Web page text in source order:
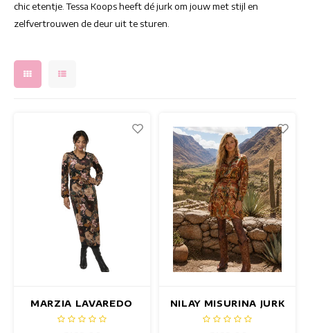
Elegante jurken
Getailleerde jurken
Hippe jurken
Kleurrijke Jurken
Korte Mouw Jurken
Mouwloze Damestops
Tops Met Lange Mouwen
Gekleurde broek
Pantalons dames
Rokken met prints
English
USDchic etentje. Tessa Koops heeft dé jurk om jouw met stijl en
zelfvertrouwen de deur uit te sturen.
MARZIA LAVAREDO
JURK
NILAY MISURINA JURK